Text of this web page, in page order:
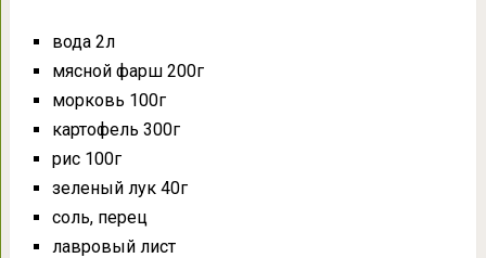
вода 2л
мясной фарш 200г
морковь 100г
картофель 300г
рис 100г
зеленый лук 40г
соль, перец
лавровый лист